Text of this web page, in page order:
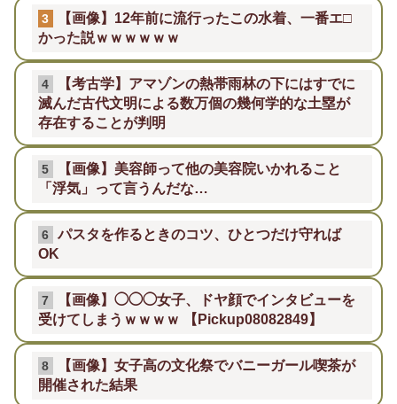
3
【画像】12年前に流行ったこの水着、一番エ□
かった説ｗｗｗｗｗｗ
4
【考古学】アマゾンの熱帯雨林の下にはすでに
滅んだ古代文明による数万個の幾何学的な土塁が
存在することが判明
5
【画像】美容師って他の美容院いかれること
「浮気」って言うんだな…
6 パスタを作るときのコツ、ひとつだけ守れば
OK
7
【画像】◯◯◯女子、ドヤ顔でインタビューを
受けてしまうｗｗｗｗ 【Pickup08082849】
8
【画像】女子高の文化祭でバニーガール喫茶が
開催された結果